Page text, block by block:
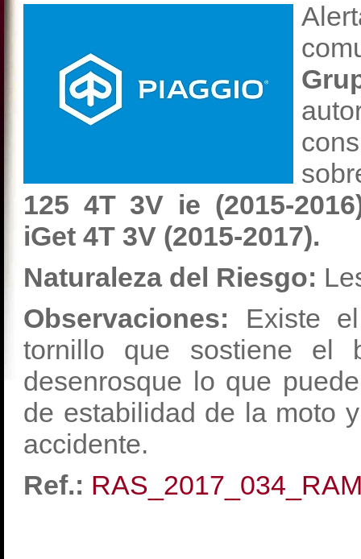
125 4T 3V ie (2015-
iGet 4T 3V (2015-2017).
Naturaleza del Riesgo:
Observaciones: Existe
tornillo que sostiene el
desenrosque lo que
de estabilidad de la moto
accidente.
Ref.: